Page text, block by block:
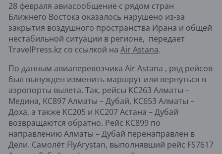
28 февраля авиасообщение с рядом стран
Ближнего Востока оказалось нарушено из-за
закрытия воздушного пространства Ирана и общей
нестабильной ситуации в регионе, передает
TravelPress.kz со ссылкой на Air Astana.
По данным авиаперевозчика Air Astana , ряд рейсов
был вынужден изменить маршрут или вернуться в
аэропорты вылета. Так, рейсы KC263 Алматы –
Медина, KC897 Алматы – Дубай, KC653 Алматы –
Доха, а также KC205 и KC207 Астана – Дубай
возвращаются обратно. Рейс KC899 по
направлению Алматы – Дубай перенаправлен в
Дели. Самолёт FlyArystan, выполнявший рейс FS7617